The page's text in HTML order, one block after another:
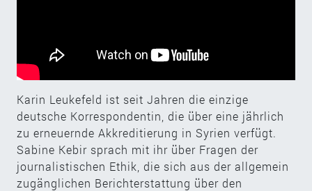
Karin Leukefeld ist seit Jahren die einzige
deutsche Korrespondentin, die über eine jährlich
zu erneuernde Akkreditierung in Syrien verfügt.
Sabine Kebir sprach mit ihr über Fragen der
journalistischen Ethik, die sich aus der allgemein
zugänglichen Berichterstattung über den